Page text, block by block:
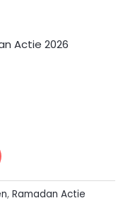
Actie 2026
, Ramadan Actie